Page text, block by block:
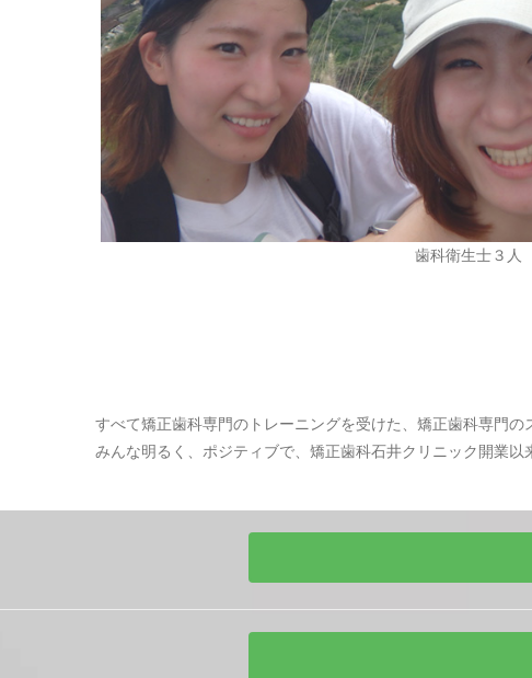
歯科衛生士３人
すべて矯正歯科専門のトレーニングを受けた、矯正歯科専門の
みんな明るく、ポジティブで、矯正歯科石井クリニック開業以